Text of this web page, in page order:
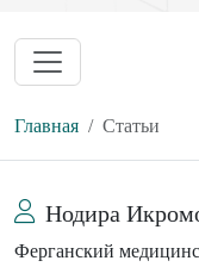
Главная Статьи
Нодира
Ферганский